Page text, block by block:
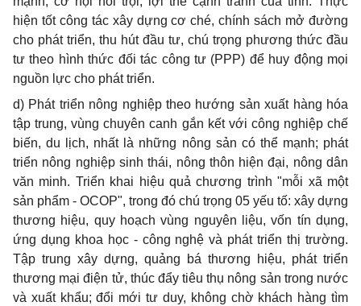
hiện tốt công tác xây dựng cơ ché, chính sách mở đường
cho phát triển, thu hút đầu tư, chú trọng phương thức đầu
tư theo hình thức đối tác công tư (PPP) để huy động mọi
nguồn lực cho phát triển.
d) Phát triển nông nghiệp theo hướng sản xuất hàng hóa
tập trung, vùng chuyên canh gắn kết với công nghiệp chế
biến, du lịch, nhất là những nông sản có thể mạnh; phát
triển nông nghiệp sinh thái, nông thôn hiện đại, nông dân
văn minh. Triển khai hiệu quả chương trình "mỗi xã một
sản phẩm - OCOP", trong đó chú trọng 05 yếu tố: xây dựng
thương hiệu, quy hoạch vùng nguyên liệu, vốn tín dụng,
ứng dụng khoa học - công nghệ và phát triển thị trường.
Tập trung xây dựng, quảng bá thương hiệu, phát triển
thương mại điện tử, thúc đẩy tiêu thụ nông sản trong nước
và xuất khẩu; đổi mới tư duy, không chờ khách hàng tìm